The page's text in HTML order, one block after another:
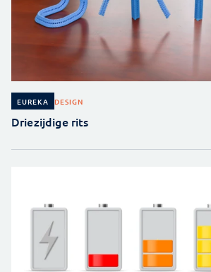
EUREKA DESIGN
Driezijdige rits